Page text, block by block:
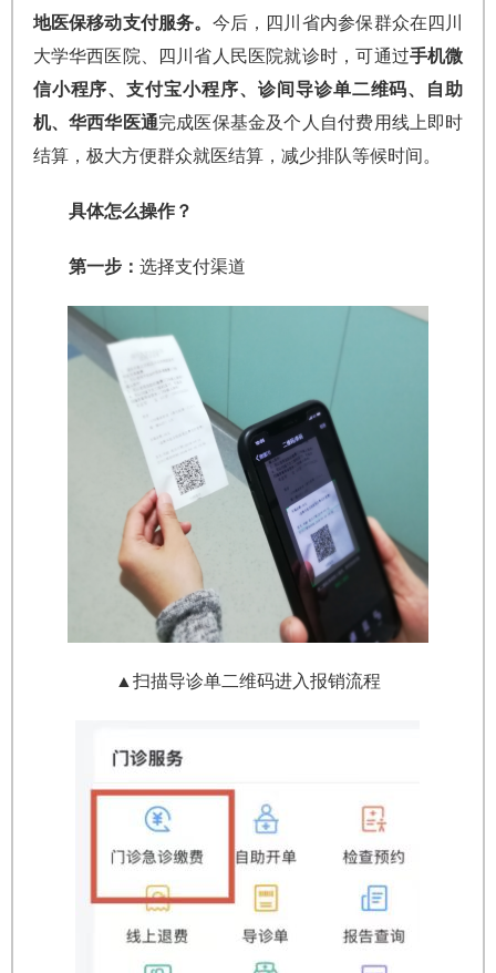
地医保移动支付服务。 今后，四川省内参保群众在四川
大学华西医院、四川省人民医院就诊时，可通过手机微
信小程序、支付宝小程序、诊间导诊单二维码、自助
机、华西华医通完成医保基金及个人自付费用线上即时
结算，极大方便群众就医结算，减少排队等候时间。
具体怎么操作？
第一步： 选择支付渠道
▲扫描导诊单二维码进入报销流程